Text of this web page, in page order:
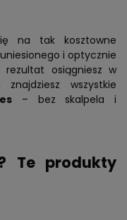
na tak kosztowne
i optycznie
rezultat osiągniesz w
wszystkie
– bez skalpela i
Te produkty